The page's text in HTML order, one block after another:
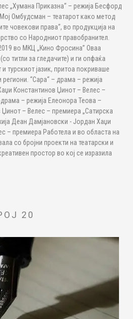
„Хумана Приказна“ – режија Бесфорд
Омбудсман – театарот како метод
човекови права“, во продукција на
со Народниот правобранител.
во МКЦ „Кино Фросина” Оваа
титли за гледачите) и ги опфаќа
турскиот јазик, притоа покриваше
“Сара“ – драма – режија
Константинов Џинот – Велес –
– режија Елеонора Теова –
– Велес – премиера „Сатирска
Деан Дамјановски - Јордан Хаџи
– премиера Работела и во областа на
со бројни проекти на театарски и
простор во кој се изразила
20